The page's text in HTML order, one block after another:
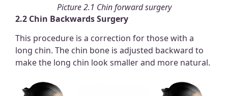
Picture 2.1 Chin forward surgery
2.2 Chin Backwards Surgery
This procedure is a correction for those with a
long chin. The chin bone is adjusted backward to
make the long chin look smaller and more natural.